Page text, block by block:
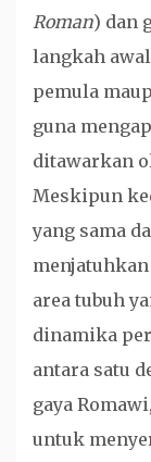
Roman) dan
langkah
pemula
guna
ditawarkan
Meskipun
yang sama
area tubuh
dinamika
antara satu
gaya
untuk